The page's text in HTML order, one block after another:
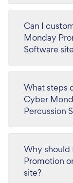
Can I
Monday
Software
What steps
Cyber
Percussion
Why should
Promotion
site?